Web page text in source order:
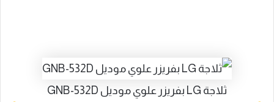
ثلاجة LG بفريزر علوي موديل GNB-532D